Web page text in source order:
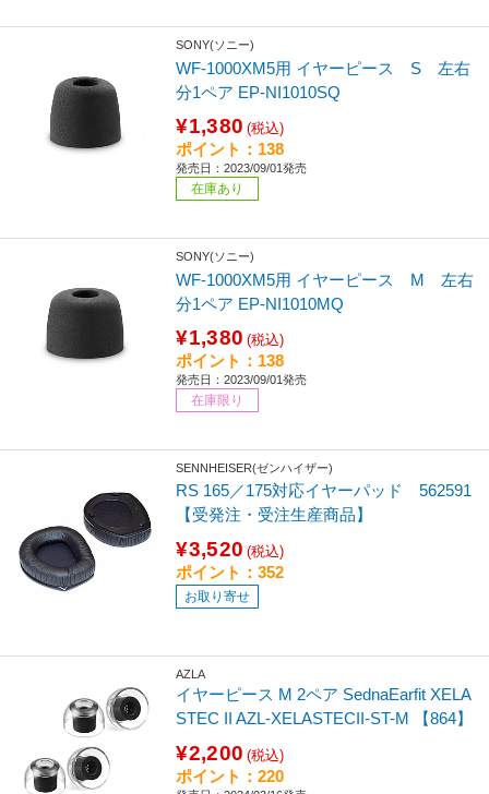
SONY(ソニー)
WF-1000XM5用 イヤーピース S 左右
分1ペア EP-NI1010SQ
¥1,380 (税込)
ポイント：138
発売日：2023/09/01発売
在庫あり
SONY(ソニー)
WF-1000XM5用 イヤーピース M 左右
分1ペア EP-NI1010MQ
¥1,380 (税込)
ポイント：138
発売日：2023/09/01発売
在庫限り
SENNHEISER(ゼンハイザー)
RS 165／175対応イヤーパッド 562591
【受発注・受注生産商品】
¥3,520 (税込)
ポイント：352
お取り寄せ
AZLA
イヤーピース M 2ペア SednaEarfit XELA
STEC II AZL-XELASTECII-ST-M 【864】
¥2,200 (税込)
ポイント：220